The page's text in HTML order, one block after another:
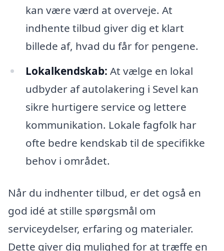
kan være værd at overveje. At
indhente tilbud giver dig et klart
billede af, hvad du får for pengene.
Lokalkendskab: At vælge en lokal
udbyder af autolakering i Sevel kan
sikre hurtigere service og lettere
kommunikation. Lokale fagfolk har
ofte bedre kendskab til de specifikke
behov i området.
Når du indhenter tilbud, er det også en
god idé at stille spørgsmål om
serviceydelser, erfaring og materialer.
Dette giver dig mulighed for at træffe en